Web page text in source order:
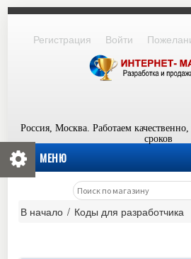
Регистрация Войти
Россия, Москва. Работаем
сроков
МЕНЮ
В начало / Коды для разработчика